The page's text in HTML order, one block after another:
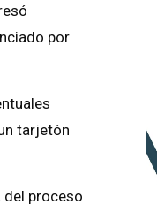
por
tarjetón
del proceso